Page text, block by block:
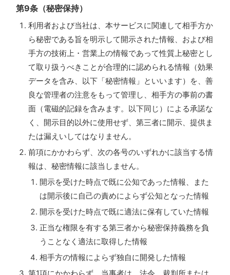
第9条（秘密保持）
利用者および当社は、本サービスに関連して相手方か
ら秘密である旨を明示して開示された情報、および相
手方の技術上・営業上の情報であって性質上秘密とし
て取り扱うべきことが合理的に認められる情報（効果
データを含み、以下「秘密情報」といいます）を、善
良な管理者の注意をもって管理し、相手方の事前の書
面（電磁的記録を含みます。以下同じ）による承諾な
く、開示目的以外に使用せず、第三者に開示、提供ま
たは漏えいしてはなりません。
前項にかかわらず、次の各号のいずれかに該当する情
報は、秘密情報に該当しません。
開示を受けた時点で既に公知であった情報、また
は開示後に自己の責めによらず公知となった情報
開示を受けた時点で既に適法に保有していた情報
正当な権限を有する第三者から秘密保持義務を負
うことなく適法に取得した情報
相手方の情報によらず独自に開発した情報
第1項にかかわらず、当事者は、法令、裁判所または